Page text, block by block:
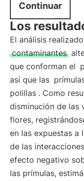
Continuar
Los
El análisis
contaminantes
que conforman el
así que las
polillas . Como
disminución de las
flores,
en las expuestas a
de las
efecto negativo
las prímulas,